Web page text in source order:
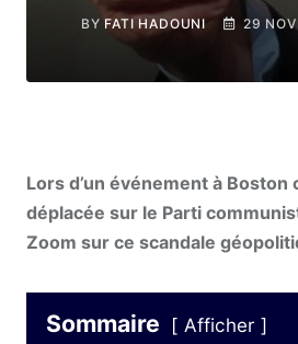
BY FATI HADOUNI 29
Lors d’un événement à
déplacée sur le Parti
Zoom sur ce scandale
Sommaire Afficher